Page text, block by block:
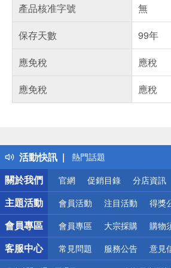
產品核准字號
無
保存天數
99年
應免稅
應稅
應免稅
應稅
活動快訊
得獎公告
熱門話題
銀行優惠
偏遠地區配送
詐騙網頁！請小心！
關於我們
官網 促銷目錄 分店資訊
主題活動 會員活動 注目活動 得獎
會員專區 會員專區 大宗採購 購物
客服中心 常見問題 服務公告 意見